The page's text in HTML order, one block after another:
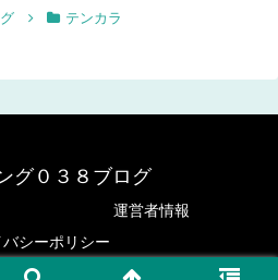
テンカラ
グ０３８ブログ
運営者情報
バシーポリシー